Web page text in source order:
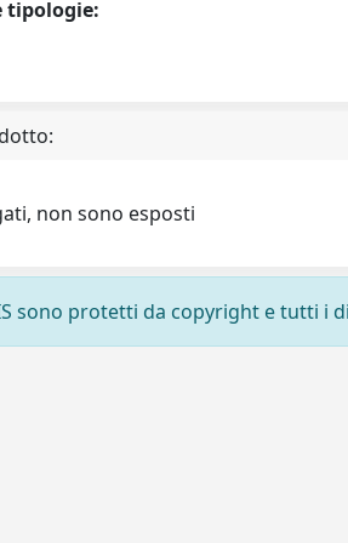
tipologie:
non sono esposti
sono protetti da copyright e tutti i